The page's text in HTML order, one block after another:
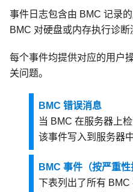
事件日志包含由 BMC 记录
BMC 对硬盘或内存执行诊断
每个事件均提供对应的用户
关问题。
BMC 错误消息
当 BMC 在服务器上
该事件写入到服务器
BMC 事件（按严重性
下表列出了所有